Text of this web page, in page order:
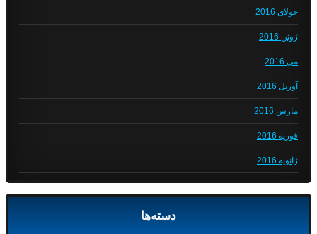
جولای 2016
ژوئن 2016
می 2016
آوریل 2016
مارس 2016
فوریه 2016
ژانویه 2016
دسته‌ها